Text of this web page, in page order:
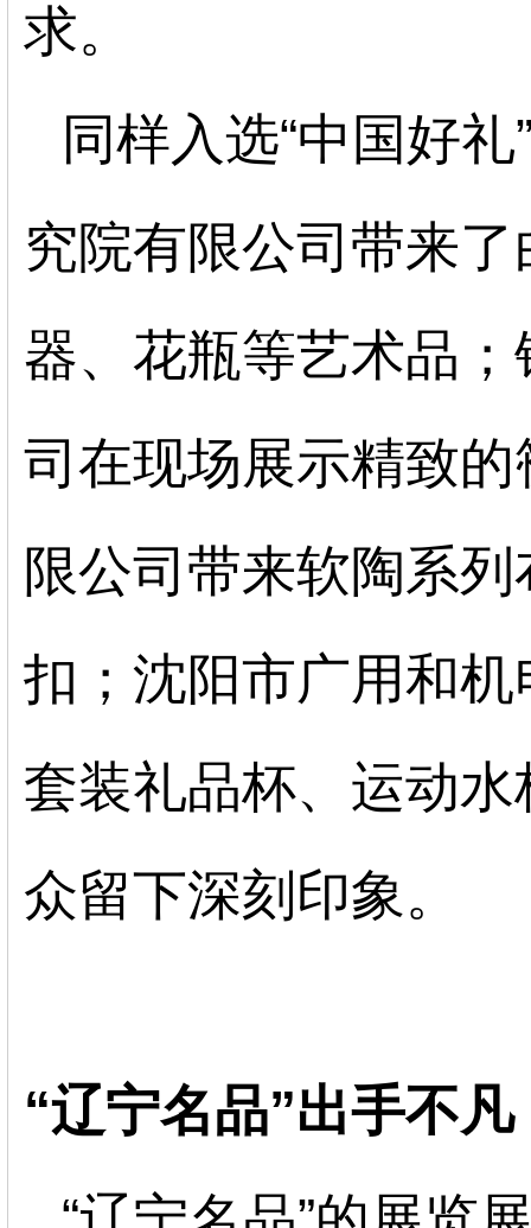
求。
同样入选“中国好
究院有限公司带来
器、花瓶等艺术品
司在现场展示精致
限公司带来软陶系
扣；沈阳市广用和
套装礼品杯、运动
众留下深刻印象。
“辽宁名品”出手不凡